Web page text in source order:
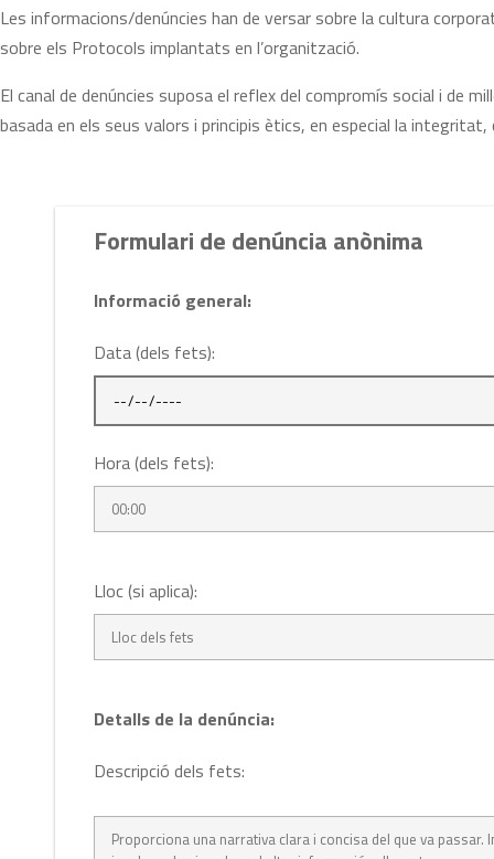
Les informacions/denúncies han de versar sobre la cultura
sobre els Protocols implantats en l’organització.
El canal de denúncies suposa el reflex del compromís social i de
basada en els seus valors i principis ètics, en especial la
Formulari de denúncia anònima
Informació general:
Data (dels fets):
Hora (dels fets):
Lloc (si aplica):
Detalls de la denúncia:
Descripció dels fets: